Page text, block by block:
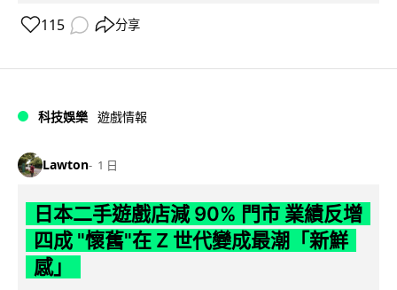
115 分享
科技娛樂 遊戲情報
Lawton 1 日
日本二手遊戲店減 90% 門市 業績反增
四成 "懷舊"在 Z 世代變成最潮「新鮮
感」